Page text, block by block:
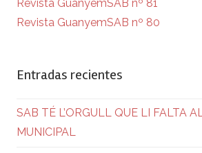
Revista GuanyemSAB nº 81
Revista GuanyemSAB nº 80
Entradas recientes
SAB TÉ L’ORGULL QUE LI FALTA
MUNICIPAL